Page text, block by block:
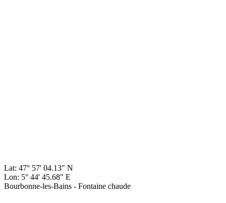
Lat: 47° 57' 04.13" N
Lon: 5° 44' 45.68" E
Bourbonne-les-Bains - Fontaine chaude